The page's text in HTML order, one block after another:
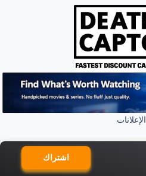
الإعلانات
اشتراك